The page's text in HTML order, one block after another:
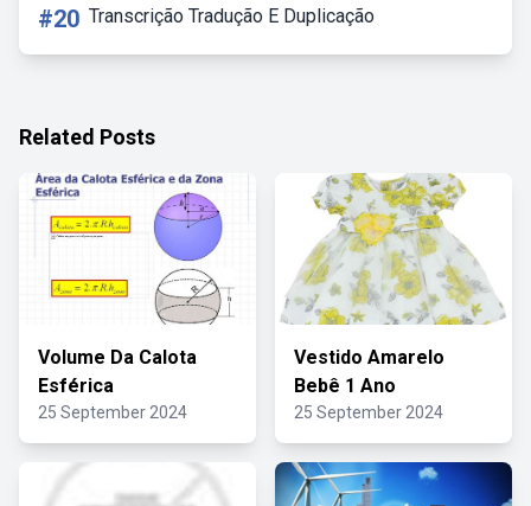
#20 Transcrição Tradução E Duplicação
Related Posts
Volume Da Calota
Esférica
25 September 2024
Vestido Amarelo
Bebê 1 Ano
25 September 2024